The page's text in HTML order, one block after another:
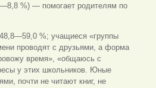
%) — помогает родителям по
%; учащиеся «группы
проводят с друзьями, а форма
время», «общаюсь с
у этих школьников. Юные
почти не читают книг, не